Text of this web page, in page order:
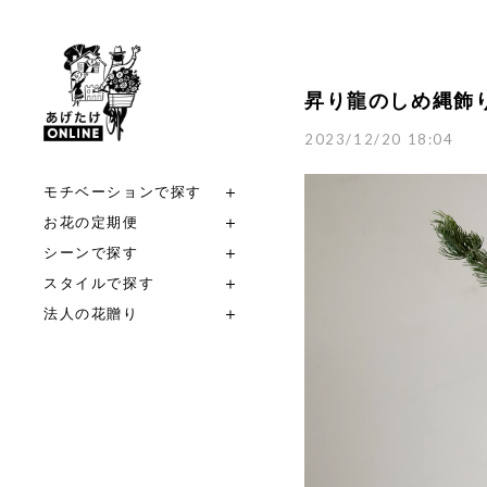
モチベーションで探す
お花の定期便
シーンで探す
スタイルで探す
法人の花贈り
昇り龍のしめ縄飾
2023/12/20 18:04